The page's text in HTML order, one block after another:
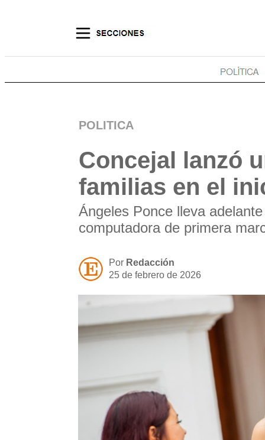
POLITICA
Concejal lanzó
familias en el
Ángeles Ponce lleva
computadora de primera
Por Redacción
25 de febrero de 2026